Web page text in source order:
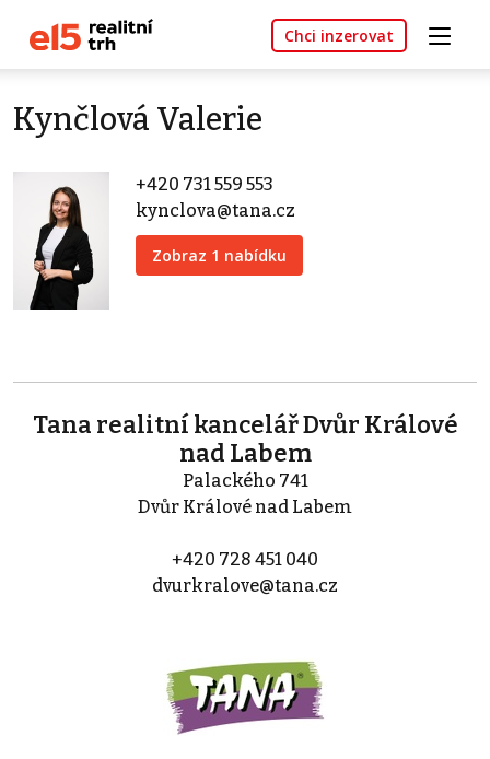
Chci inzerovat
Kynčlová Valerie
+420 731 559 553
kynclova@tana.cz
Zobraz 1 nabídku
Tana realitní kancelář Dvůr Králové
nad Labem
Palackého 741
Dvůr Králové nad Labem
+420 728 451 040
dvurkralove@tana.cz